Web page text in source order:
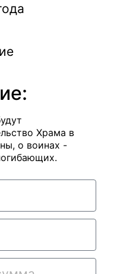
Храма в
о воинах -